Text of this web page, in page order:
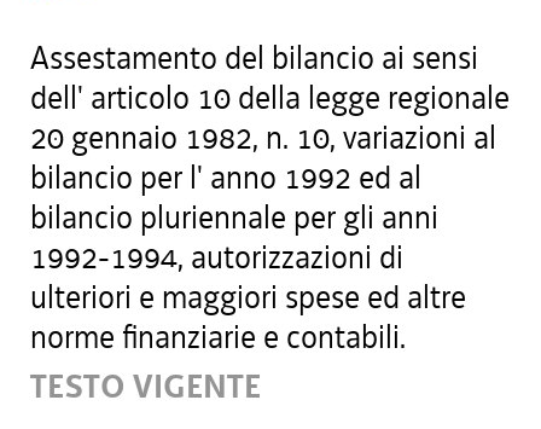
Assestamento del bilancio ai sensi
dell' articolo 10 della legge regionale
20 gennaio 1982, n. 10, variazioni al
bilancio per l' anno 1992 ed al
bilancio pluriennale per gli anni
1992-1994, autorizzazioni di
ulteriori e maggiori spese ed altre
norme finanziarie e contabili.
TESTO VIGENTE